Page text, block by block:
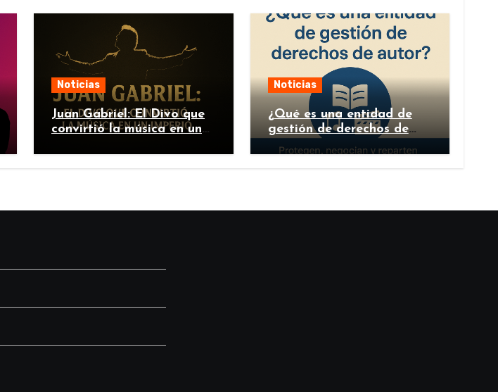
Noticias
Juan Gabriel: El Divo que
convirtió la música en un
Noticias
¿Qué es una entidad de
gestión de derechos de
autor y por qué es
importante?